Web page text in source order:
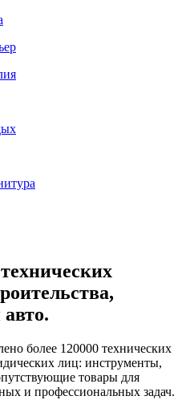
более 120000 технических
лиц: инструменты,
товары для
и профессиональных задач.